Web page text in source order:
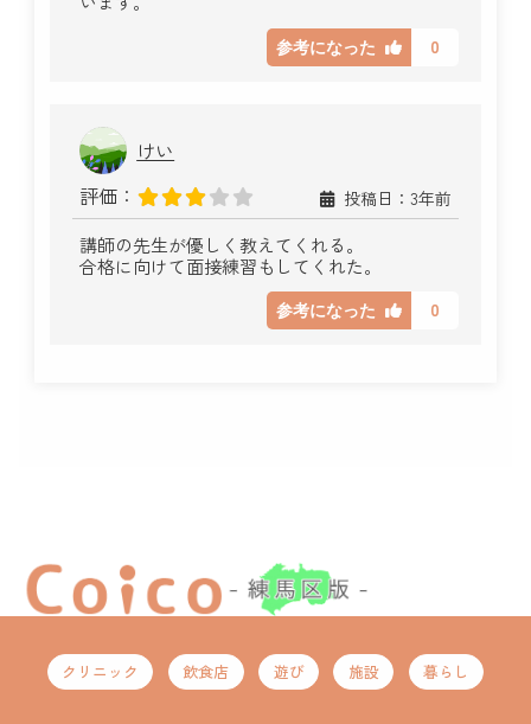
参考になった 0
けい
評価：
投稿日：3年前
講師の先生が優しく教えてくれる。
合格に向けて面接練習もしてくれた。
参考になった 0
クリニック 飲食店 遊び 施設 暮らし